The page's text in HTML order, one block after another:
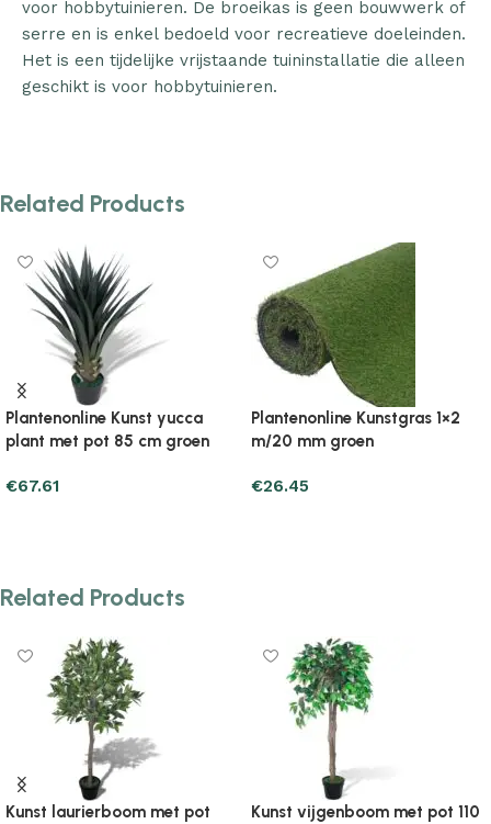
voor hobbytuinieren. De broeikas is geen bouwwerk of
serre en is enkel bedoeld voor recreatieve doeleinden.
Het is een tijdelijke vrijstaande tuininstallatie die alleen
geschikt is voor hobbytuinieren.
Related Products
Plantenonline Kunstgras 1×5
m/40 mm groen
€91.13
Plantenonline Kunstgras 7/9
mm 0,5×5 m groen
€20.57
Related Products
Kunst laurierboom met pot
Kunst vijgenboom met pot 110